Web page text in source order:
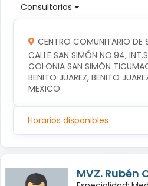
Consultorios
CENTRO COMUNITARIO DE
CALLE SAN SIMÓN NO.94,
COLONIA SAN SIMÓN
BENITO JUAREZ, BENITO
MEXICO
Horarios disponibles
MVZ. Rubén